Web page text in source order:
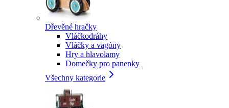
Dřevěné hračky
Vláčkodráhy
Vláčky a vagóny
Hry a hlavolamy
Domečky pro panenky
Všechny kategorie